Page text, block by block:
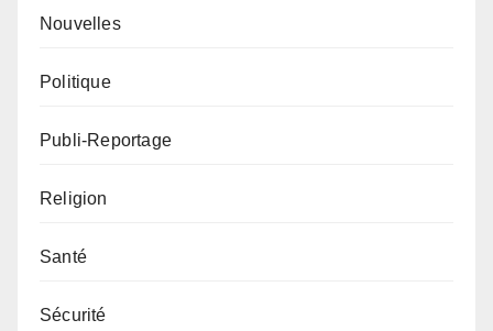
Nouvelles
Politique
Publi-Reportage
Religion
Santé
Sécurité